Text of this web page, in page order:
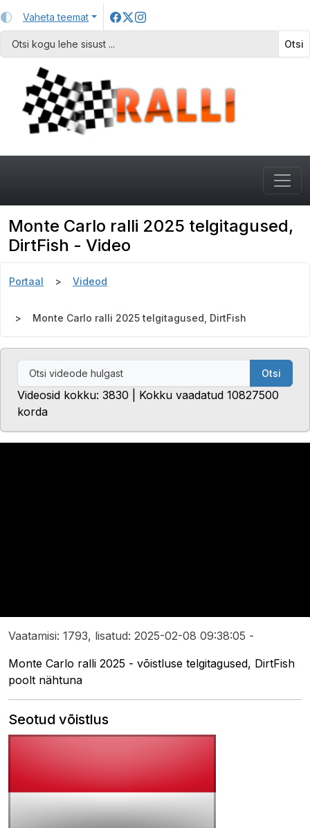
Vaheta teemat
Otsi
Monte Carlo ralli 2025 telgitagused,
DirtFish - Video
Portaal Videod
Monte Carlo ralli 2025 telgitagused, DirtFish
Otsi
Videosid kokku: 3830 | Kokku vaadatud 10827500
korda
Vaatamisi: 1793, lisatud: 2025-02-08 09:38:05 -
Monte Carlo ralli 2025 - võistluse telgitagused, DirtFish
poolt nähtuna
Seotud võistlus